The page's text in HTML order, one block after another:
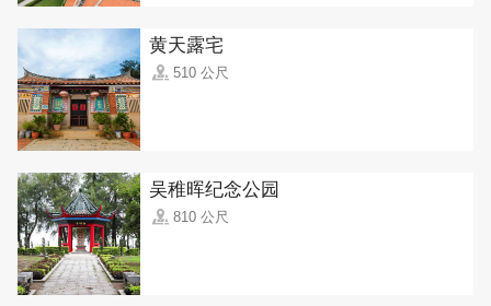
黄天露宅
510 公尺
吴稚晖纪念公园
810 公尺